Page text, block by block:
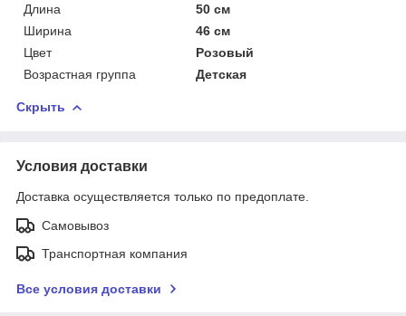
Длина
50 см
Ширина
46 см
Цвет
Розовый
Возрастная группа
Детская
Скрыть
Условия доставки
Доставка осуществляется только по предоплате.
Самовывоз
Транспортная компания
Все условия доставки